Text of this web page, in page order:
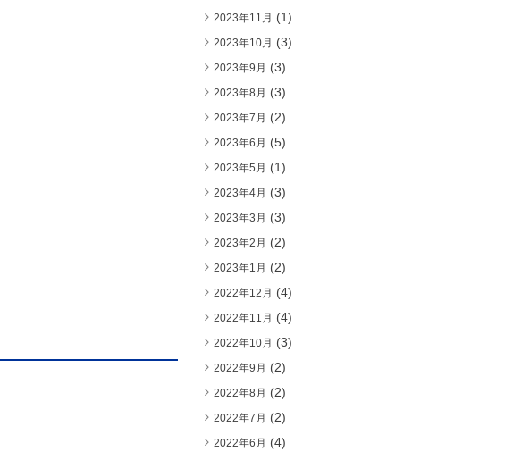
2023年11月 (1)
2023年10月 (3)
2023年9月 (3)
2023年8月 (3)
2023年7月 (2)
2023年6月 (5)
2023年5月 (1)
2023年4月 (3)
2023年3月 (3)
2023年2月 (2)
2023年1月 (2)
2022年12月 (4)
2022年11月 (4)
2022年10月 (3)
2022年9月 (2)
2022年8月 (2)
2022年7月 (2)
2022年6月 (4)